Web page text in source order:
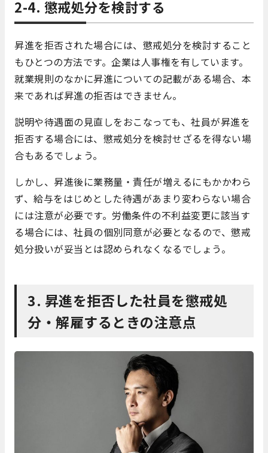
2-4. 懲戒処分を検討する
昇進を拒否された場合には、懲戒処分を検討すること
もひとつの方法です。企業は人事権を有しています。
就業規則のなかに昇進についての記載がある場合、本
来であれば昇進の拒否はできません。
説明や待遇面の見直しをおこなっても、社員が昇進を
拒否する場合には、懲戒処分を検討せざるを得ない場
合もあるでしょう。
しかし、昇進後に業務量・責任が増えるにもかかわら
ず、給与をはじめとした待遇があまり変わらない場合
には注意が必要です。労働条件の不利益変更に該当す
る場合には、社員の個別同意が必要となるので、懲戒
処分扱いが妥当とは認められなくなるでしょう。
3. 昇進を拒否した社員を懲戒処
分・解雇するときの注意点